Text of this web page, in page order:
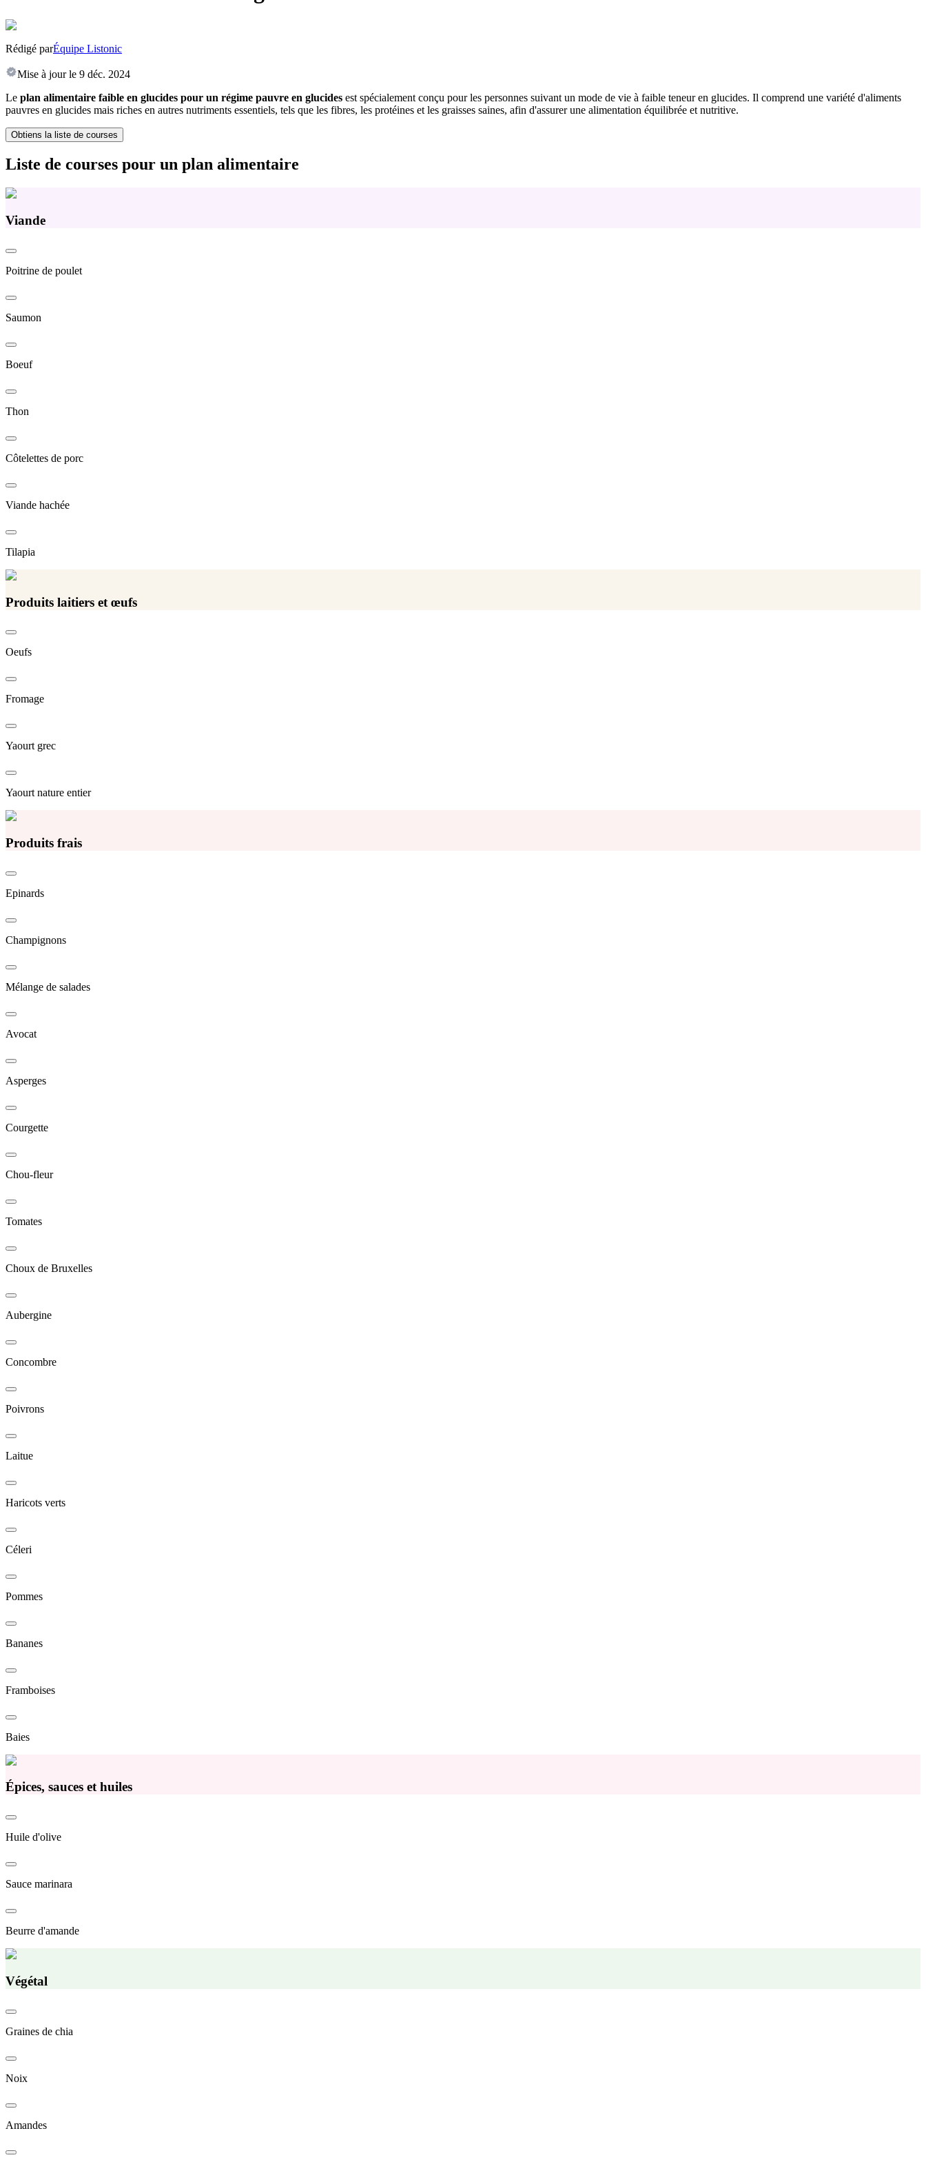
Rédigé parÉquipe Listonic
Mise à jour le 9 déc. 2024
Le plan alimentaire faible en glucides pour un régime pauvre en glucides est spécialement conçu pour les personnes suivant un mode de vie à faible teneur en glucides. Il comprend une variété d'aliments
pauvres en glucides mais riches en autres nutriments essentiels, tels que les fibres, les protéines et les graisses saines, afin d'assurer une alimentation équilibrée et nutritive.
Obtiens la liste de courses
Liste de courses pour un plan alimentaire
Viande
Poitrine de poulet
Saumon
Boeuf
Thon
Côtelettes de porc
Viande hachée
Tilapia
Produits laitiers et œufs
Oeufs
Fromage
Yaourt grec
Yaourt nature entier
Produits frais
Epinards
Champignons
Mélange de salades
Avocat
Asperges
Courgette
Chou-fleur
Tomates
Choux de Bruxelles
Aubergine
Concombre
Poivrons
Laitue
Haricots verts
Céleri
Pommes
Bananes
Framboises
Baies
Épices, sauces et huiles
Huile d'olive
Sauce marinara
Beurre d'amande
Végétal
Graines de chia
Noix
Amandes